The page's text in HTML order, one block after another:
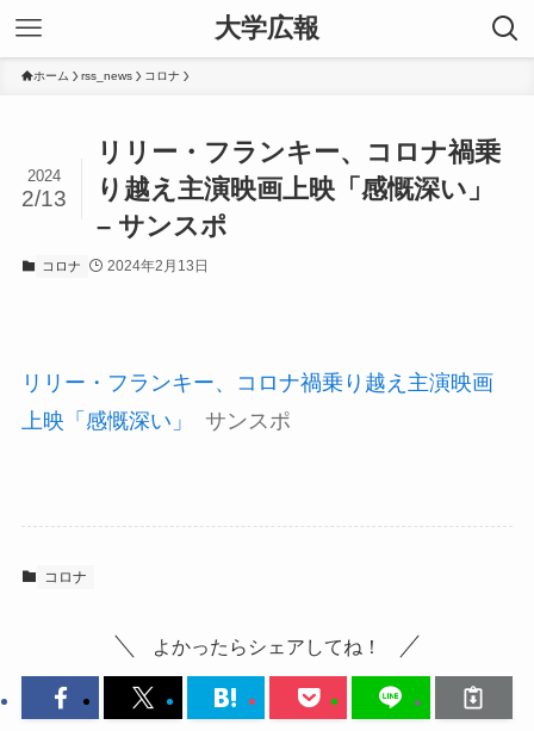
大学広報
ホーム rss_news コロナ
リリー・フランキー、コロナ禍乗
り越え主演映画上映「感慨深い」
– サンスポ
2024
2/13
コロナ 2024年2月13日
リリー・フランキー、コロナ禍乗り越え主演映画
上映「感慨深い」
サンスポ
コロナ
よかったらシェアしてね！